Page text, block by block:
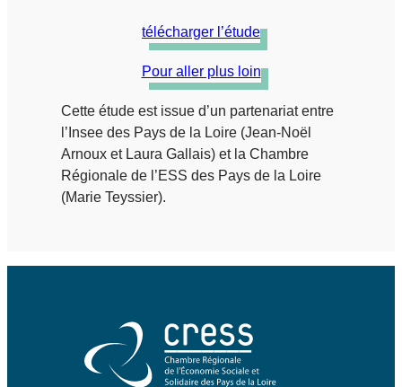
télécharger l’étude
Pour aller plus loin
Cette étude est issue d’un partenariat entre
l’Insee des Pays de la Loire (Jean-Noël
Arnoux et Laura Gallais) et la Chambre
Régionale de l’ESS des Pays de la Loire
(Marie Teyssier).